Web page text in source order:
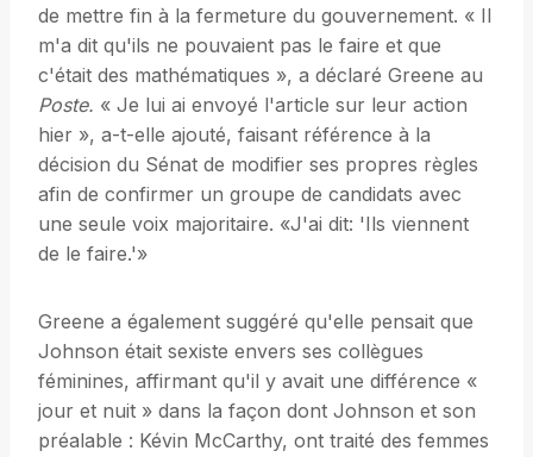
de mettre fin à la fermeture du gouvernement. « Il
m'a dit qu'ils ne pouvaient pas le faire et que
c'était des mathématiques », a déclaré Greene au
Poste. « Je lui ai envoyé l'article sur leur action
hier », a-t-elle ajouté, faisant référence à la
décision du Sénat de modifier ses propres règles
afin de confirmer un groupe de candidats avec
une seule voix majoritaire. «J'ai dit: 'Ils viennent
de le faire.'»
Greene a également suggéré qu'elle pensait que
Johnson était sexiste envers ses collègues
féminines, affirmant qu'il y avait une différence «
jour et nuit » dans la façon dont Johnson et son
préalable : Kévin McCarthy, ont traité des femmes